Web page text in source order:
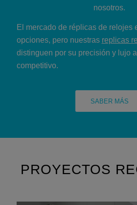
nosotros.
El mercado de réplicas de relojes
opciones, pero nuestras replicas
distinguen por su precisión y lujo
competitivo.
SABER MÁS
PROYECTOS